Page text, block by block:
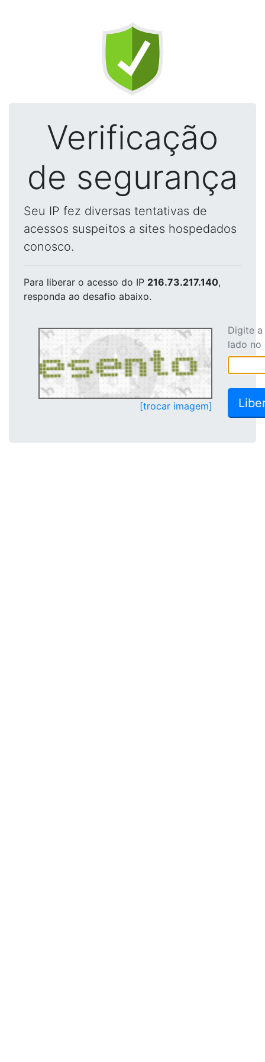
Verificação
de segurança
Seu IP fez diversas tentativas de
acessos suspeitos a sites hospedados
conosco.
Para liberar o acesso do IP 216.73.217.140,
responda ao desafio abaixo.
[trocar imagem]
Digite
lado no